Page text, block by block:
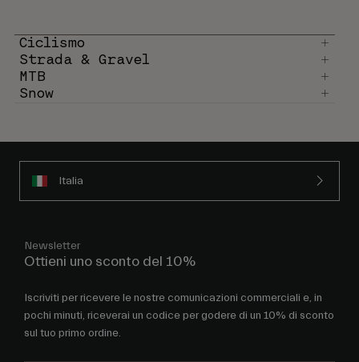
Ciclismo
Strada & Gravel
MTB
Snow
Italia
Newsletter
Ottieni uno sconto del 10%
Iscriviti per ricevere le nostre comunicazioni commerciali e, in
pochi minuti, riceverai un codice per godere di un 10% di sconto
sul tuo primo ordine.